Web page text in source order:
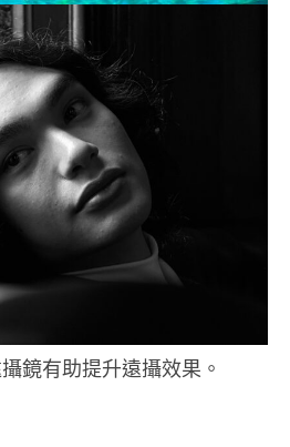
鏡有助提升遠攝效果。